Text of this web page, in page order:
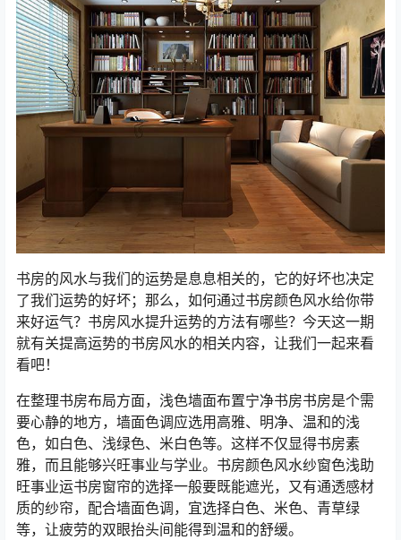
书房的风水与我们的运势是息息相关的，它的好坏也决定
了我们运势的好坏；那么，如何通过书房颜色风水给你带
来好运气？书房风水提升运势的方法有哪些？今天这一期
就有关提高运势的书房风水的相关内容，让我们一起来看
看吧！
在整理书房布局方面，浅色墙面布置宁净书房书房是个需
要心静的地方，墙面色调应选用高雅、明净、温和的浅
色，如白色、浅绿色、米白色等。这样不仅显得书房素
雅，而且能够兴旺事业与学业。书房颜色风水纱窗色浅助
旺事业运书房窗帘的选择一般要既能遮光，又有通透感材
质的纱帘，配合墙面色调，宜选择白色、米色、青草绿
等，让疲劳的双眼抬头间能得到温和的舒缓。